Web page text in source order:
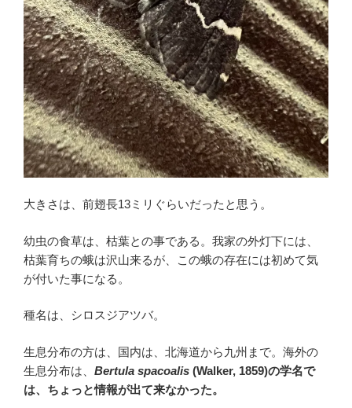
大きさは、前翅長13ミリぐらいだったと思う。
幼虫の食草は、枯葉との事である。我家の外灯下には、
枯葉育ちの蛾は沢山来るが、この蛾の存在には初めて気
が付いた事になる。
種名は、シロスジアツバ。
生息分布の方は、国内は、北海道から九州まで。海外の
生息分布は、 Bertula spacoalis (Walker, 1859)の学名で
は、ちょっと情報が出て来なかった。